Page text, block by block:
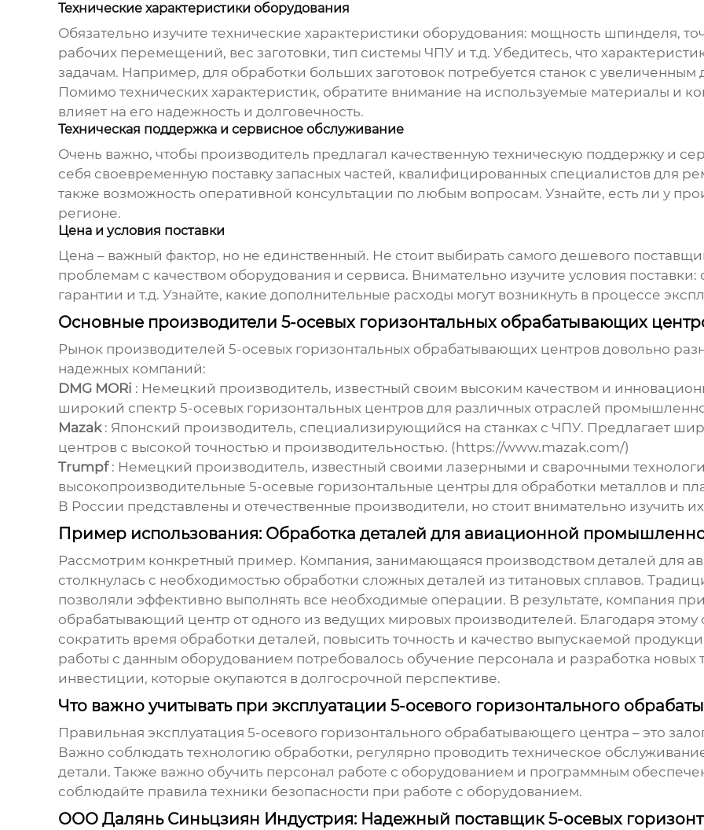
Технические характеристики оборудования
Обязательно изучите технические характеристики оборудования: мощность шпинделя,
рабочих перемещений, вес заготовки, тип системы ЧПУ и т.д. Убедитесь, что
задачам. Например, для обработки больших заготовок потребуется станок с
Помимо технических характеристик, обратите внимание на используемые материалы и
влияет на его надежность и долговечность.
Техническая поддержка и сервисное обслуживание
Очень важно, чтобы производитель предлагал качественную техническую поддержку и
себя своевременную поставку запасных частей, квалифицированных специалистов для
также возможность оперативной консультации по любым вопросам. Узнайте, есть ли у
регионе.
Цена и условия поставки
Цена – важный фактор, но не единственный. Не стоит выбирать самого дешевого
проблемам с качеством оборудования и сервиса. Внимательно изучите условия поставки:
гарантии и т.д. Узнайте, какие дополнительные расходы могут возникнуть в процессе
Основные производители 5-осевых горизонтальных обрабатывающих
Рынок производителей 5-осевых горизонтальных обрабатывающих центровдовольно
надежных компаний:
DMG MORi : Немецкий производитель, известный своим высоким качеством и
широкий спектр 5-осевых горизонтальных центров для различных отраслей
Mazak : Японский производитель, специализирующийся на станках с ЧПУ. Предлагает
центров с высокой точностью и производительностью. (https://www.mazak.com/)
Trumpf : Немецкий производитель, известный своими лазерными и сварочными
высокопроизводительные 5-осевые горизонтальные центры для обработки металлов и
В России представлены и отечественные производители, но стоит внимательно изучить
Пример использования: Обработка деталей для авиационной
Рассмотрим конкретный пример. Компания, занимающаяся производством деталей для
столкнулась с необходимостью обработки сложных деталей из титановых сплавов.
позволяли эффективно выполнять все необходимые операции. В результате, компания
обрабатывающий центр от одного из ведущих мировых производителей. Благодаря
сократить время обработки деталей, повысить точность и качество выпускаемой
работы с данным оборудованием потребовалось обучение персонала и разработка новых
инвестиции, которые окупаются в долгосрочной перспективе.
Что важно учитывать при эксплуатации 5-осевого горизонтального
Правильная эксплуатация 5-осевого горизонтального обрабатывающего центра – это
Важно соблюдать технологию обработки, регулярно проводить техническое
детали. Также важно обучить персонал работе с оборудованием и программным
соблюдайте правила техники безопасности при работе с оборудованием.
ООО Далянь Синьцзиян Индустрия: Надежный поставщик 5-осевых